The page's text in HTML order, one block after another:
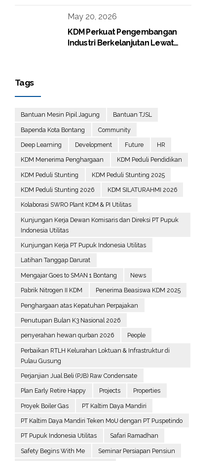
May 20, 2026
KDM Perkuat Pengembangan
Industri Berkelanjutan Lewat
Tags
Bantuan Mesin Pipil Jagung Bantuan TJSL
Bapenda Kota Bontang Community
Deep Learning Development Future HR
KDM Menerima Penghargaan KDM Peduli Pendidikan
KDM Peduli Stunting KDM Peduli Stunting 2025
KDM Peduli Stunting 2026 KDM SILATURAHMI 2026
Kolaborasi SWRO Plant KDM & PI Utilitas
Kunjungan Kerja Dewan Komisaris dan Direksi PT Pupuk
Indonesia Utilitas
Kunjungan Kerja PT Pupuk Indonesia Utilitas
Latihan Tanggap Darurat
Mengajar Goes to SMAN 1 Bontang News
Pabrik Nitrogen II KDM Penerima Beasiswa KDM 2025
Penghargaan atas Kepatuhan Perpajakan
Penutupan Bulan K3 Nasional 2026
penyerahan hewan qurban 2026 People
Perbaikan RTLH Kelurahan Loktuan & Infrastruktur di
Pulau Gusung
Perjanjian Jual Beli (PJB) Raw Condensate
Plan Early Retire Happy Projects Properties
Proyek Boiler Gas PT Kaltim Daya Mandiri
PT Kaltim Daya Mandiri Teken MoU dengan PT Puspetindo
PT Pupuk Indonesia Utilitas Safari Ramadhan
Safety Begins With Me Seminar Persiapan Pensiun